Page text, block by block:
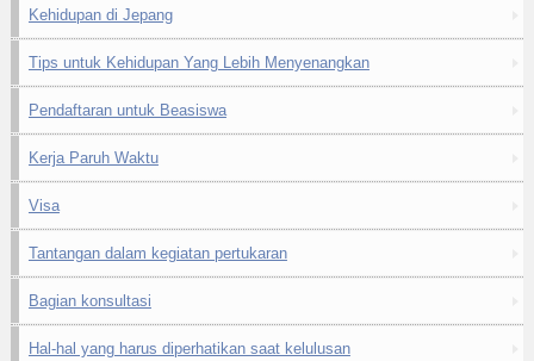
Kehidupan di Jepang
Tips untuk Kehidupan Yang Lebih Menyenangkan
Pendaftaran untuk Beasiswa
Kerja Paruh Waktu
Visa
Tantangan dalam kegiatan pertukaran
Bagian konsultasi
Hal-hal yang harus diperhatikan saat kelulusan